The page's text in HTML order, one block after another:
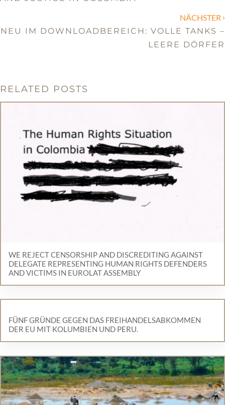
NÄCHSTER ›
NEU IM DOWNLOADBEREICH: VOLLE TANKS –
LEERE DÖRFER
RELATED POSTS
WE REJECT CENSORSHIP AND DISCREDITING AGAINST
DELEGATE REPRESENTING HUMAN RIGHTS DEFENDERS
AND VICTIMS IN EUROLAT ASSEMBLY
FÜNF GRÜNDE GEGEN DAS FREIHANDELSABKOMMEN
DER EU MIT KOLUMBIEN UND PERU.